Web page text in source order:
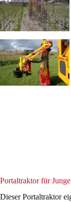
Portaltraktor für
Dieser Portaltraktor